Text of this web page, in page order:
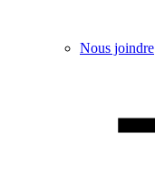
Nous joindre